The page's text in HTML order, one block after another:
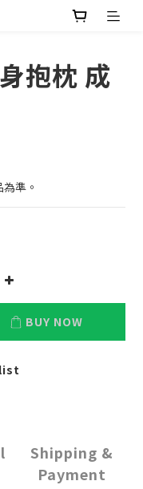
抱枕 成
準。
BUY NOW
Shipping &
Payment